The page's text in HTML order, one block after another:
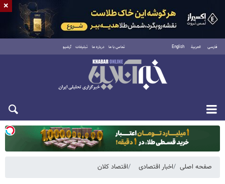
فارسی العربية English تماس با ما درباره ما تبلیغات آرشیو
دوشنبه ۱۹ مرداد ۱۴۰۵
صفحه اصلی اخبار اقتصادی اقتصاد کلان
×